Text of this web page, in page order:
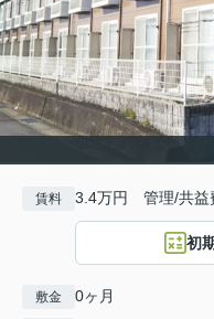
賃料 3.4万円 管理/共益
初
敷金 0ヶ月